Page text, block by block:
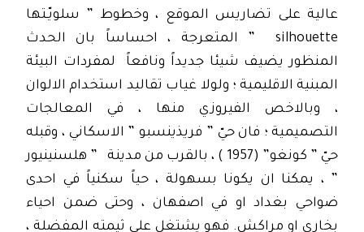
عالية على تضاريس الموقع ، وخطوط ” سلويّـتها
silhouette ” المتعرجة ، احساساً بان الحدث
المنظور يضيف شيئا جديداً ونافعاً لمفردات البيئة
المبنية الاقليمية ؛ ولولا غياب تقاليد استخدام الالوان
، وبالاخص الفيروزي منها ، في المعالجات
التصميمية ؛ فان حيّ ” فريذينسبو ” الاسكاني ، وقبله
حيّ ” كونغو” (1957 ) ، بالقرب من مدينة ” هلسنينيور
” ، يمكنا ان يكونا بسهولة ، حياً سكنياً في احدى
ضواحي بغداد او في اصفهان ، وحتى ضمن احياء
بخارى او مراكش. فهو يشتغل على ثيمته المفضلة ،